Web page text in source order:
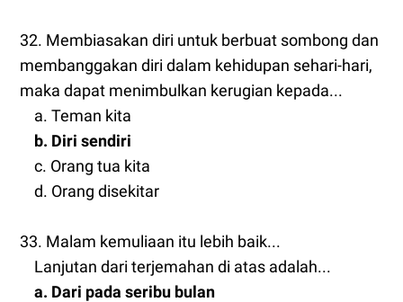
32. Membiasakan diri untuk berbuat sombong dan
membanggakan diri dalam kehidupan sehari-hari,
maka dapat menimbulkan kerugian kepada...
a. Teman kita
b. Diri sendiri
c. Orang tua kita
d. Orang disekitar
33. Malam kemuliaan itu lebih baik...
Lanjutan dari terjemahan di atas adalah...
a. Dari pada seribu bulan